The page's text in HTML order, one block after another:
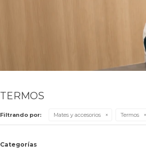
TERMOS
Filtrando por: Mates y accesorios Termos
Categorías